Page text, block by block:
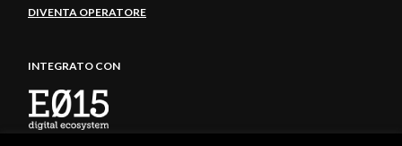
DIVENTA OPERATORE
INTEGRATO CON